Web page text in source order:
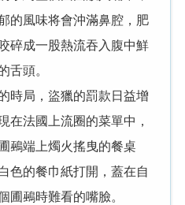
的風味将會沖滿鼻腔，肥
碎成一股熱流吞入腹中鮮
舌頭。
時局，盜獵的罰款日益增
在法國上流圈的菜單中，
鵐端上燭火搖曳的餐桌
色的餐巾紙打開，蓋在自
圃鵐時難看的嘴臉。